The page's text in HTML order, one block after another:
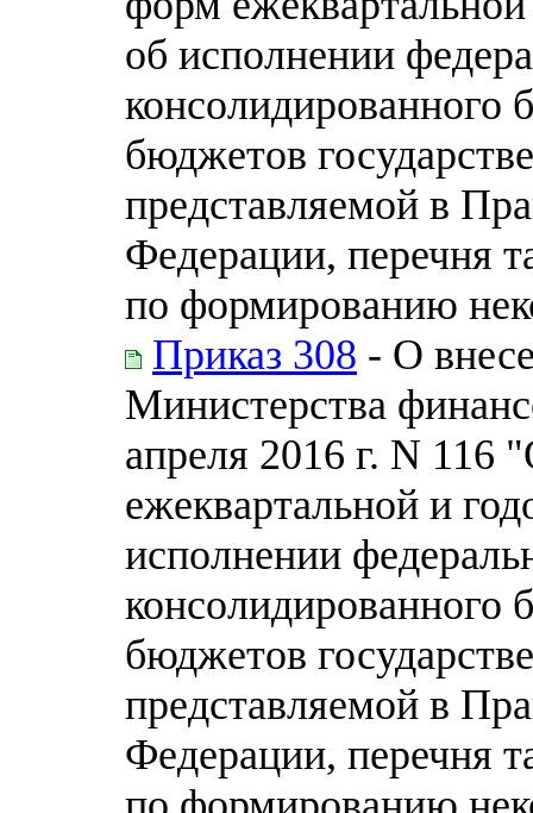
об исполнении
консолидированного
бюджетов
представляемой в
Федерации, перечня
по формированию
Приказ 308 - О
Министерства
апреля 2016 г. N 116
ежеквартальной и
исполнении
консолидированного
бюджетов
представляемой в
Федерации, перечня